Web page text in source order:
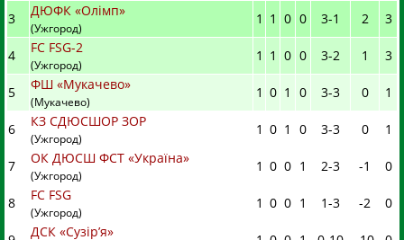
3 ДЮФК «Олімп»
(Ужгород)
1 1 0 0 3-1 2 3
4 FC FSG-2
(Ужгород)
1 1 0 0 3-2 1 3
5 ФШ «Мукачево»
(Мукачево)
1 0 1 0 3-3 0 1
6 КЗ СДЮСШОР ЗОР
(Ужгород)
1 0 1 0 3-3 0 1
7 ОК ДЮСШ ФСТ «Україна»
(Ужгород)
1 0 0 1 2-3 -1 0
8 FC FSG
(Ужгород)
1 0 0 1 1-3 -2 0
ДСК «Сузір’я»